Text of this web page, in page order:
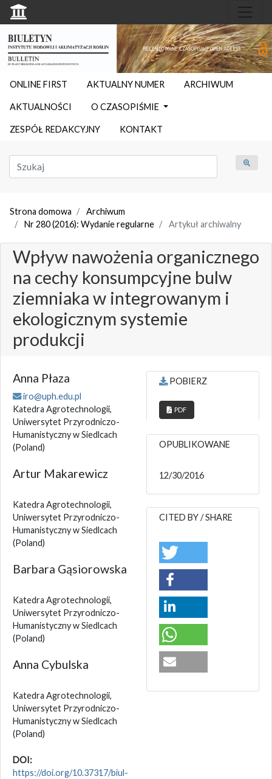
ONLINE FIRST AKTUALNY NUMER ARCHIWUM
AKTUALNOŚCI O CZASOPIŚMIE
ZESPÓŁ REDAKCYJNY KONTAKT
Strona domowa
Archiwum
Nr 280 (2016): Wydanie regularne
Artykuł archiwalny
Wpływ nawożenia organicznego
na cechy konsumpcyjne bulw
ziemniaka w integrowanym i
ekologicznym systemie
produkcji
Anna Płaza
iro@uph.edu.pl
Katedra Agrotechnologii,
Uniwersytet Przyrodniczo-
Humanistyczny w Siedlcach
(Poland)
Artur Makarewicz
Katedra Agrotechnologii,
Uniwersytet Przyrodniczo-
Humanistyczny w Siedlcach
(Poland)
Barbara Gąsiorowska
Katedra Agrotechnologii,
Uniwersytet Przyrodniczo-
Humanistyczny w Siedlcach
(Poland)
Anna Cybulska
Katedra Agrotechnologii,
Uniwersytet Przyrodniczo-
Humanistyczny w Siedlcach
(Poland)
DOI:
https://doi.org/10.37317/biul-
POBIERZ
PDF
OPUBLIKOWANE
12/30/2016
CITED BY / SHARE